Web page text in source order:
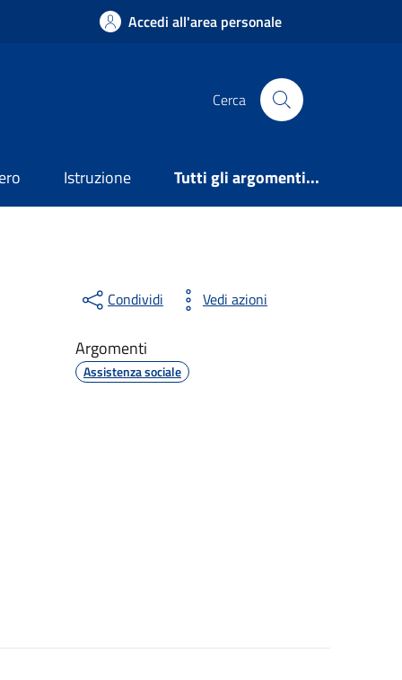
Accedi all'area personale
Cerca
Istruzione Tutti gli argomenti...
Condividi Vedi azioni
Argomenti
Assistenza sociale